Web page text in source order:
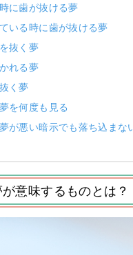
に歯が抜ける夢
いる時に歯が抜ける夢
抜く夢
れる夢
く夢
を何度も見る
が悪い暗示でも落ち込まな
意味するものとは？